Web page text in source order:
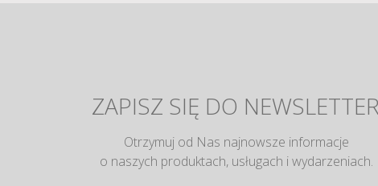
ZAPISZ SIĘ DO
Otrzymuj od Nas najnowsze informacje
o naszych produktach, usługach i wydarzeniach.